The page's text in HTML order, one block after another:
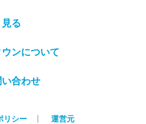
見る
ウンについて
い合わせ
リシー 運営元